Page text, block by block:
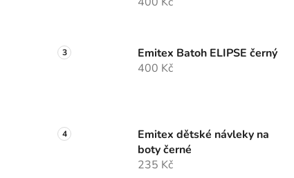
Emitex Batoh ELIPSE černý
400 Kč
Emitex dětské návleky na
boty černé
235 Kč